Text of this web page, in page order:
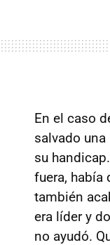
En el caso
salvado
su
fuera, había
también
era líder y
no ayudó.